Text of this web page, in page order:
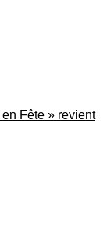
Fête » revient